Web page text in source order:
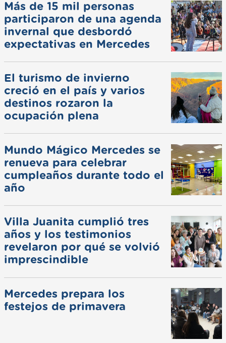
Más de 15 mil personas
participaron de una agenda
invernal que desbordó
expectativas en Mercedes
El turismo de invierno
creció en el país y varios
destinos rozaron la
ocupación plena
Mundo Mágico Mercedes se
renueva para celebrar
cumpleaños durante todo el
año
Villa Juanita cumplió tres
años y los testimonios
revelaron por qué se volvió
imprescindible
Mercedes prepara los
festejos de primavera